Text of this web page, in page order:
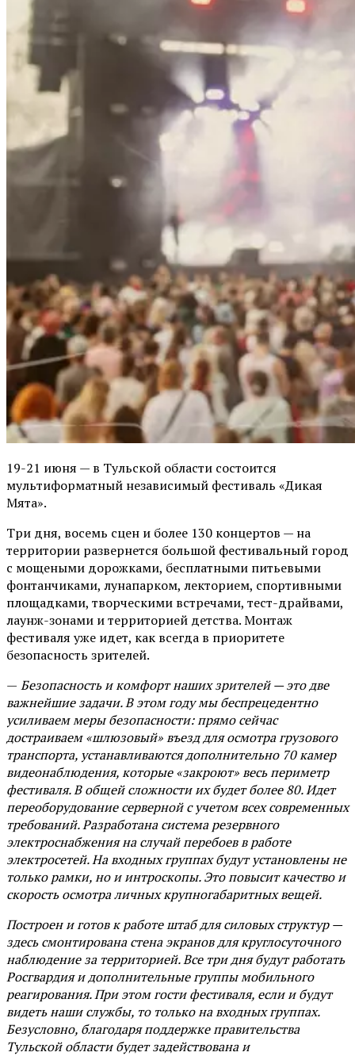
19-21 июня — в Тульской области состоится
мультиформатный независимый фестиваль «Дикая
Мята».
Три дня, восемь сцен и более 130 концертов — на
территории развернется большой фестивальный город
с мощеными дорожками, бесплатными питьевыми
фонтанчиками, лунапарком, лекторием, спортивными
площадками, творческими встречами, тест-драйвами,
лаунж-зонами и территорией детства. Монтаж
фестиваля уже идет, как всегда в приоритете
безопасность зрителей.
— Безопасность и комфорт наших зрителей — это две
важнейшие задачи. В этом году мы беспрецедентно
усиливаем меры безопасности: прямо сейчас
достраиваем «шлюзовый» въезд для осмотра грузового
транспорта, устанавливаются дополнительно 70 камер
видеонаблюдения, которые «закроют» весь периметр
фестиваля. В общей сложности их будет более 80. Идет
переоборудование серверной с учетом всех современных
требований. Разработана система резервного
электроснабжения на случай перебоев в работе
электросетей. На входных группах будут установлены не
только рамки, но и интроскопы. Это повысит качество и
скорость осмотра личных крупногабаритных вещей.
Построен и готов к работе штаб для силовых структур —
здесь смонтирована стена экранов для круглосуточного
наблюдение за территорией. Все три дня будут работать
Росгвардия и дополнительные группы мобильного
реагирования. При этом гости фестиваля, если и будут
видеть наши службы, то только на входных группах.
Безусловно, благодаря поддержке правительства
Тульской области будет задействована и